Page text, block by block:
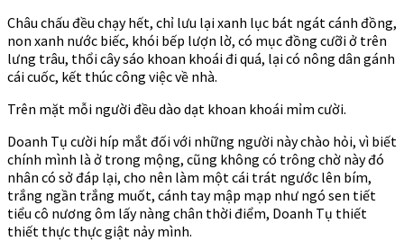
Châu chấu đều chạy hết, chỉ lưu lại xanh lục bát ngát cánh đồng,
non xanh nước biếc, khói bếp lượn lờ, có mục đồng cưỡi ở trên
lưng trâu, thổi cây sáo khoan khoái đi quá, lại có nông dân gánh
cái cuốc, kết thúc công việc về nhà.
Trên mặt mỗi người đều dào dạt khoan khoái mỉm cười.
Doanh Tụ cười híp mắt đối với những người này chào hỏi, vì biết
chính mình là ở trong mộng, cũng không có trông chờ này đó
nhân có sở đáp lại, cho nên làm một cái trát ngước lên bím,
trắng ngần trắng muốt, cánh tay mập mạp như ngó sen tiết
tiểu cô nương ôm lấy nàng chân thời điểm, Doanh Tụ thiết
thiết thực thực giật nảy mình.